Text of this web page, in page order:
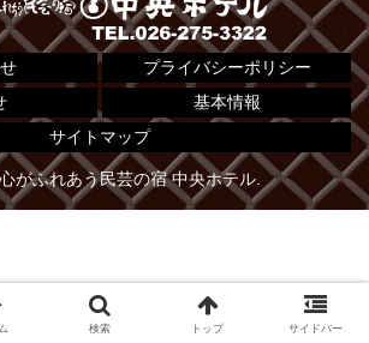
プライバシーポリシー
基本情報
サイトマップ
がふれあう民芸の宿 中央ホテル.
検索 トップ サイドバー